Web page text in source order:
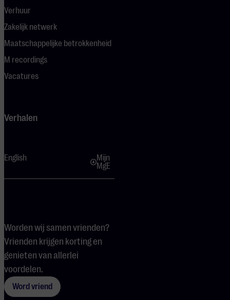
Verhuur
Zakelijk netwerk
Maatschappelijke betrokkenheid
M recordings
Vacatures
Verhalen
English
Mijn
MgE
Worden wij samen vrienden?
Vrienden krijgen korting en
genieten van allerlei
voordelen.
Word vriend